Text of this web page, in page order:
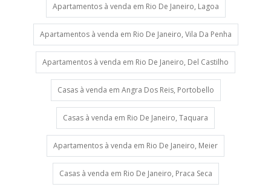
Apartamentos à venda em Rio De Janeiro, Lagoa
Apartamentos à venda em Rio De Janeiro, Vila Da Penha
Apartamentos à venda em Rio De Janeiro, Del Castilho
Casas à venda em Angra Dos Reis, Portobello
Casas à venda em Rio De Janeiro, Taquara
Apartamentos à venda em Rio De Janeiro, Meier
Casas à venda em Rio De Janeiro, Praca Seca